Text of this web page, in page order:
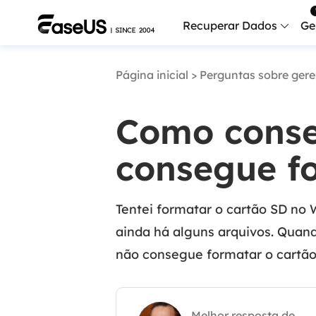
Recuperar Dados
Página inicial > Perguntas sobre
Como
consegue
Tentei formatar o cartão SD no
ainda há alguns arquivos.
não consegue formatar o